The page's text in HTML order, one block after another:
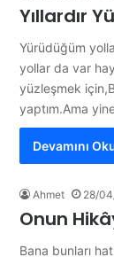
Yıllardır
Yürüdüğüm
yollar da var
yüzleşmek
yaptım.Ama
Devamını
Ahmet 28/
Onun
Bana bunları